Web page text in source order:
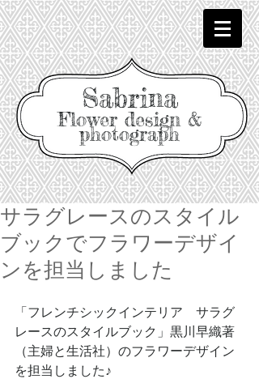
Sabrina
Flower design &
photograph
サラグレースのスタイル
ブックでフラワーデザイ
ンを担当しました
「フレンチシックインテリア　サラグ
レースのスタイルブック」黒川早織著
（主婦と生活社）のフラワーデザイン
を担当しました♪